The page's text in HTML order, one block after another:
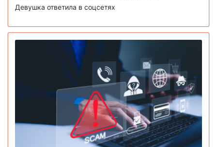
Девушка ответила в соцсетях